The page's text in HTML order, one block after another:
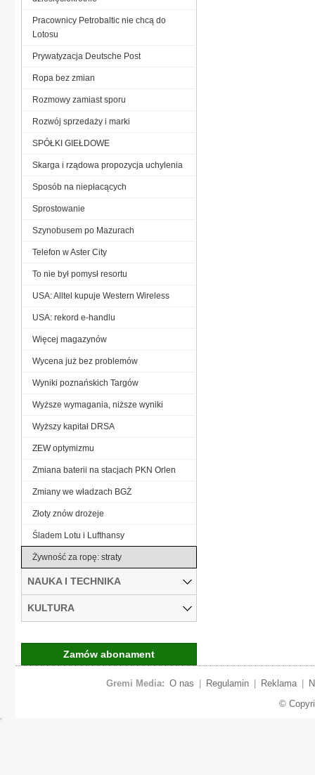
Pracownicy Petrobaltic nie chcą do
Lotosu
Prywatyzacja Deutsche Post
Ropa bez zmian
Rozmowy zamiast sporu
Rozwój sprzedaży i marki
SPÓŁKI GIEŁDOWE
Skarga i rządowa propozycja uchylenia
Sposób na niepłacących
Sprostowanie
Szynobusem po Mazurach
Telefon w Aster City
To nie był pomysł resortu
USA: Alltel kupuje Western Wireless
USA: rekord e-handlu
Więcej magazynów
Wycena już bez problemów
Wyniki poznańskich Targów
Wyższe wymagania, niższe wyniki
Wyższy kapitał DRSA
ZEW optymizmu
Zmiana baterii na stacjach PKN Orlen
Zmiany we władzach BGŻ
Złoty znów drożeje
Śladem Lotu i Lufthansy
Żywność za ropę: straty
NAUKA I TECHNIKA
KULTURA
Zamów abonament
Gremi Media: O nas Regulamin Reklama
©